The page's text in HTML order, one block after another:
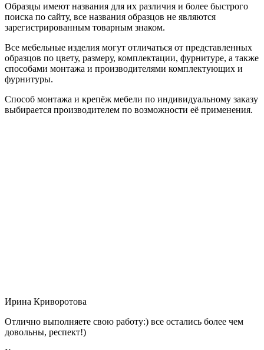
Образцы имеют названия для их различия и более быстрого
поиска по сайту, все названия образцов не являются
зарегистрированным товарным знаком.
Все мебельные изделия могут отличаться от представленных
образцов по цвету, размеру, комплектации, фурнитуре, а также
способами монтажа и производителями комплектующих и
фурнитуры.
Способ монтажа и крепёж мебели по индивидуальному заказу
выбирается производителем по возможности её применения.
Ирина Криворотова
Отлично выполняете свою работу:) все остались более чем
довольны, респект!)